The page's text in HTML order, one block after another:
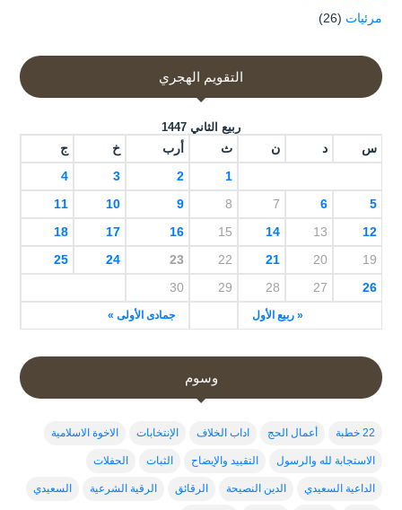
مرئيات (26)
التقويم الهجري
ربيع الثاني 1447
س د ن ث أرب خ ج
« ربيع الأول جمادى الأولى »
1
2
3
4
5
6
7
8
9
10
11
12
13
14
15
16
17
18
19
20
21
22
23
24
25
26
27
28
29
30
وسوم
22 خطبة أعمال الحج اداب الخلاف الإنتخابات الاخوة الاسلامية
الاستجابة لله والرسول التقييد والإيضاح الثبات الحفلات
الداعية السعيدي الدين النصيحة الرقائق الرقية الشرعية السعيدي